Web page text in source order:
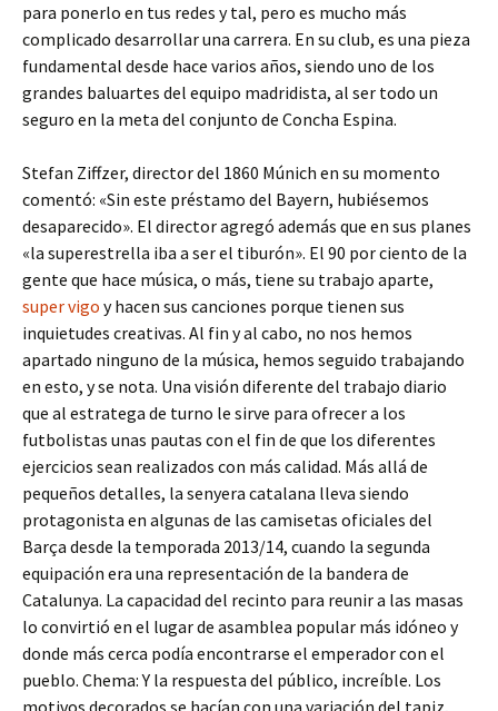
para ponerlo en tus redes y tal, pero es mucho más
complicado desarrollar una carrera. En su club, es una pieza
fundamental desde hace varios años, siendo uno de los
grandes baluartes del equipo madridista, al ser todo un
seguro en la meta del conjunto de Concha Espina.
Stefan Ziffzer, director del 1860 Múnich en su momento
comentó: «Sin este préstamo del Bayern, hubiésemos
desaparecido». El director agregó además que en sus planes
«la superestrella iba a ser el tiburón». El 90 por ciento de la
gente que hace música, o más, tiene su trabajo aparte,
super vigo y hacen sus canciones porque tienen sus
inquietudes creativas. Al fin y al cabo, no nos hemos
apartado ninguno de la música, hemos seguido trabajando
en esto, y se nota. Una visión diferente del trabajo diario
que al estratega de turno le sirve para ofrecer a los
futbolistas unas pautas con el fin de que los diferentes
ejercicios sean realizados con más calidad. Más allá de
pequeños detalles, la senyera catalana lleva siendo
protagonista en algunas de las camisetas oficiales del
Barça desde la temporada 2013/14, cuando la segunda
equipación era una representación de la bandera de
Catalunya. La capacidad del recinto para reunir a las masas
lo convirtió en el lugar de asamblea popular más idóneo y
donde más cerca podía encontrarse el emperador con el
pueblo. Chema: Y la respuesta del público, increíble. Los
motivos decorados se hacían con una variación del tapiz,